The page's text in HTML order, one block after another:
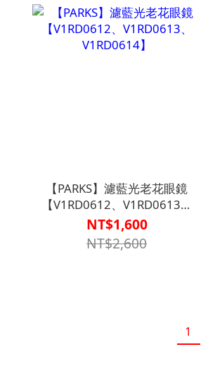
【PARKS】濾藍光老花眼鏡
【V1RD0612、V1RD0613、
V1RD0614】
NT$1,600
NT$2,600
1